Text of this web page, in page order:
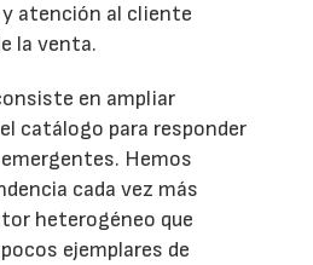
atención al cliente
la venta.
en ampliar
catálogo para responder
Hemos
cada vez más
heterogéneo que
ejemplares de